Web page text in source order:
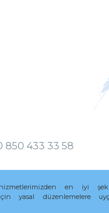
850 433 33 58
en iyi
yasal düzenlemelere